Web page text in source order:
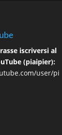
iscriversi al
(piaipier):
user/pi